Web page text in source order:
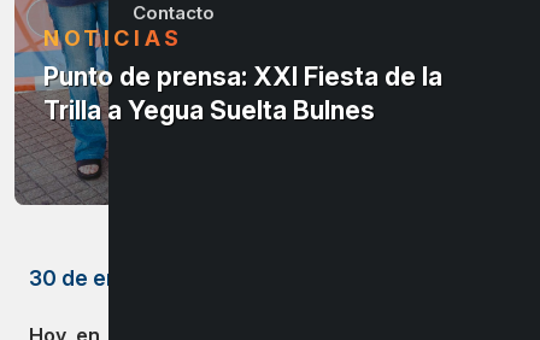
NOTICIAS
Punto de prensa: XXI Fiesta de la
Trilla a Yegua Suelta Bulnes
30 de enero de 2025
Hoy en la Plaza de Armas de Chillán, se llevó a
Contacto